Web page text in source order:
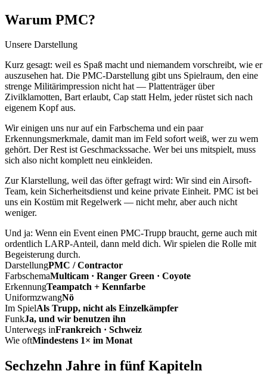
Warum PMC?
Unsere Darstellung
Kurz gesagt: weil es Spaß macht und niemandem vorschreibt, wie er
auszusehen hat. Die PMC-Darstellung gibt uns Spielraum, den eine
strenge Militärimpression nicht hat — Plattenträger über
Zivilklamotten, Bart erlaubt, Cap statt Helm, jeder rüstet sich nach
eigenem Kopf aus.
Wir einigen uns nur auf ein Farbschema und ein paar
Erkennungsmerkmale, damit man im Feld sofort weiß, wer zu wem
gehört. Der Rest ist Geschmackssache. Wer bei uns mitspielt, muss
sich also nicht komplett neu einkleiden.
Zur Klarstellung, weil das öfter gefragt wird: Wir sind ein Airsoft-
Team, kein Sicherheitsdienst und keine private Einheit. PMC ist bei
uns ein Kostüm mit Regelwerk — nicht mehr, aber auch nicht
weniger.
Und ja: Wenn ein Event einen PMC-Trupp braucht, gerne auch mit
ordentlich LARP-Anteil, dann meld dich. Wir spielen die Rolle mit
Begeisterung durch.
DarstellungPMC / Contractor
FarbschemaMulticam · Ranger Green · Coyote
ErkennungTeampatch + Kennfarbe
UniformzwangNö
Im SpielAls Trupp, nicht als Einzelkämpfer
FunkJa, und wir benutzen ihn
Unterwegs inFrankreich · Schweiz
Wie oftMindestens 1× im Monat
Sechzehn Jahre in fünf Kapiteln